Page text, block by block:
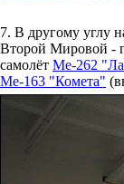
7. В другому углу
Второй Мировой -
самолёт Ме-262
Ме-163 "Комета"